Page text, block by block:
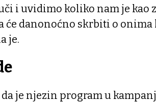
i uvidimo koliko nam je kao
će danonoćno skrbiti o onima
je.
je njezin program u